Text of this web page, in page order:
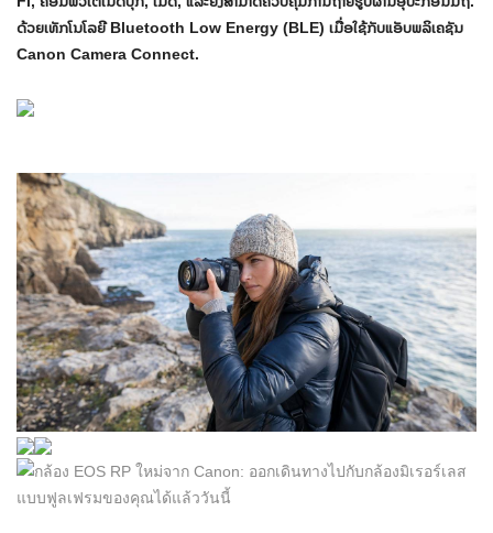
ດ້ວຍເທັກໂນໂລຍີ Bluetooth Low Energy (BLE) ເມື່ອໃຊ້ກັບແອັບພລິເຄຊັນ
Canon Camera Connect.